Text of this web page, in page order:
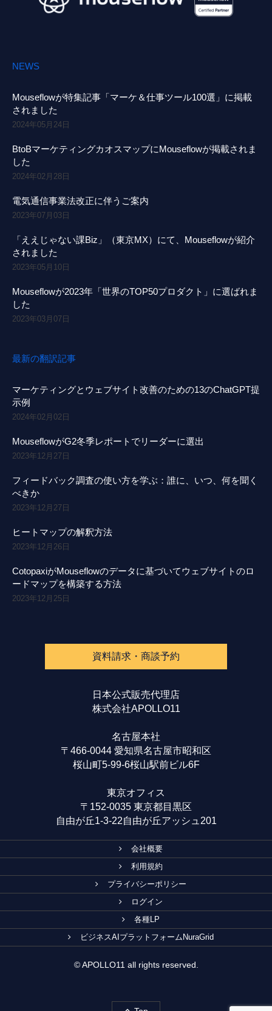
NEWS
Mouseflowが特集記事「マーケ＆仕事ツール100選」に掲載
されました
2024年05月24日
BtoBマーケティングカオスマップにMouseflowが掲載されま
した
2024年02月28日
電気通信事業法改正に伴うご案内
2023年07月03日
「ええじゃない課Biz」（東京MX）にて、Mouseflowが紹介
されました
2023年05月10日
Mouseflowが2023年「世界のTOP50プロダクト」に選ばれま
した
2023年03月07日
最新の翻訳記事
マーケティングとウェブサイト改善のための13のChatGPT提
示例
2024年02月02日
MouseflowがG2冬季レポートでリーダーに選出
2023年12月27日
フィードバック調査の使い方を学ぶ：誰に、いつ、何を聞く
べきか
2023年12月27日
ヒートマップの解釈方法
2023年12月26日
CotopaxiがMouseflowのデータに基づいてウェブサイトのロ
ードマップを構築する方法
2023年12月25日
資料請求・商談予約
日本公式販売代理店
株式会社APOLLO11
名古屋本社
〒466-0044 愛知県名古屋市昭和区
桜山町5-99-6桜山駅前ビル6F
東京オフィス
〒152-0035 東京都目黒区
自由が丘1-3-22自由が丘アッシュ201
会社概要
利用規約
プライバシーポリシー
ログイン
各種LP
ビジネスAIプラットフォームNuraGrid
© APOLLO11 all rights reserved.